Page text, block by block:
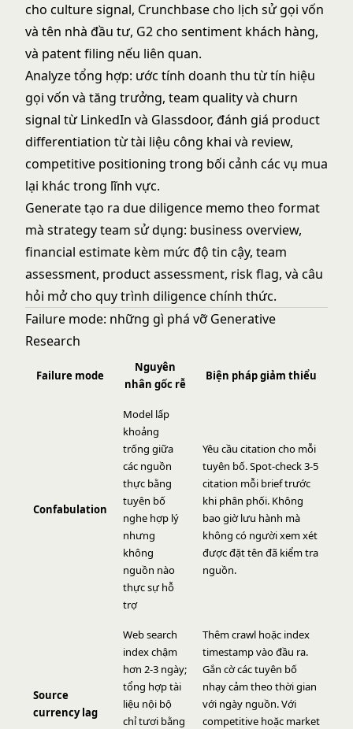
cho culture signal, Crunchbase cho lịch sử gọi vốn
và tên nhà đầu tư, G2 cho sentiment khách hàng,
và patent filing nếu liên quan.
Analyze tổng hợp: ước tính doanh thu từ tín hiệu
gọi vốn và tăng trưởng, team quality và churn
signal từ LinkedIn và Glassdoor, đánh giá product
differentiation từ tài liệu công khai và review,
competitive positioning trong bối cảnh các vụ mua
lại khác trong lĩnh vực.
Generate tạo ra due diligence memo theo format
mà strategy team sử dụng: business overview,
financial estimate kèm mức độ tin cậy, team
assessment, product assessment, risk flag, và câu
hỏi mở cho quy trình diligence chính thức.
Failure mode: những gì phá vỡ Generative
Research
Failure mode
Nguyên
nhân gốc rễ
Biện pháp giảm thiểu
Confabulation
Model lấp
khoảng
trống giữa
các nguồn
thực bằng
tuyên bố
nghe hợp lý
nhưng
không
nguồn nào
thực sự hỗ
trợ
Yêu cầu citation cho mỗi
tuyên bố. Spot-check 3-5
citation mỗi brief trước
khi phân phối. Không
bao giờ lưu hành mà
không có người xem xét
được đặt tên đã kiểm tra
nguồn.
Source
currency lag
Web search
index chậm
hơn 2-3 ngày;
tổng hợp tài
liệu nội bộ
chỉ tươi bằng
Thêm crawl hoặc index
timestamp vào đầu ra.
Gắn cờ các tuyên bố
nhạy cảm theo thời gian
với ngày nguồn. Với
competitive hoặc market